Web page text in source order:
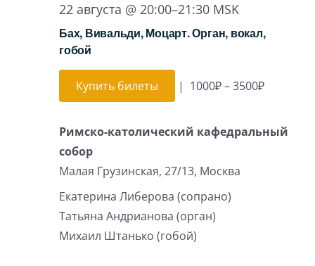
22 августа @ 20:00–21:30 MSK
Бах, Вивальди, Моцарт. Орган, вокал,
гобой
Купить билеты | 1000₽ – 3500₽
Римско-католический кафедральный
собор
Малая Грузинская, 27/13, Москва
Екатерина Либерова (сопрано)
Татьяна Андрианова (орган)
Михаил Штанько (гобой)